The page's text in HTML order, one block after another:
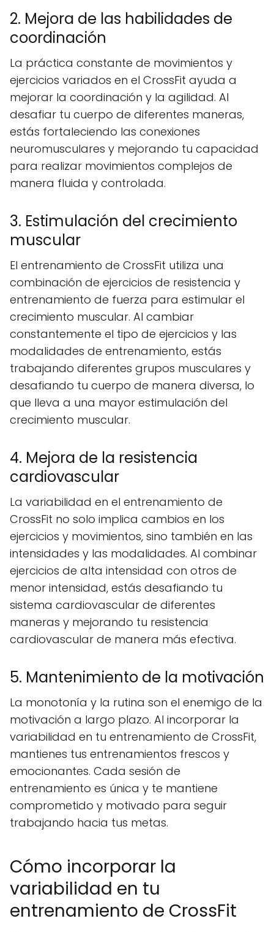
2. Mejora de las habilidades de
coordinación
La práctica constante de movimientos y
ejercicios variados en el CrossFit ayuda a
mejorar la coordinación y la agilidad. Al
desafiar tu cuerpo de diferentes maneras,
estás fortaleciendo las conexiones
neuromusculares y mejorando tu capacidad
para realizar movimientos complejos de
manera fluida y controlada.
3. Estimulación del crecimiento
muscular
El entrenamiento de CrossFit utiliza una
combinación de ejercicios de resistencia y
entrenamiento de fuerza para estimular el
crecimiento muscular. Al cambiar
constantemente el tipo de ejercicios y las
modalidades de entrenamiento, estás
trabajando diferentes grupos musculares y
desafiando tu cuerpo de manera diversa, lo
que lleva a una mayor estimulación del
crecimiento muscular.
4. Mejora de la resistencia
cardiovascular
La variabilidad en el entrenamiento de
CrossFit no solo implica cambios en los
ejercicios y movimientos, sino también en las
intensidades y las modalidades. Al combinar
ejercicios de alta intensidad con otros de
menor intensidad, estás desafiando tu
sistema cardiovascular de diferentes
maneras y mejorando tu resistencia
cardiovascular de manera más efectiva.
5. Mantenimiento de la motivación
La monotonía y la rutina son el enemigo de la
motivación a largo plazo. Al incorporar la
variabilidad en tu entrenamiento de CrossFit,
mantienes tus entrenamientos frescos y
emocionantes. Cada sesión de
entrenamiento es única y te mantiene
comprometido y motivado para seguir
trabajando hacia tus metas.
Cómo incorporar la
variabilidad en tu
entrenamiento de CrossFit